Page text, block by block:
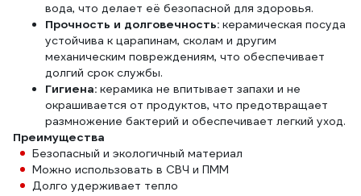
вода, что делает её безопасной для здоровья.
Прочность и долговечность: керамическая посуда
устойчива к царапинам, сколам и другим
механическим повреждениям, что обеспечивает
долгий срок службы.
Гигиена: керамика не впитывает запахи и не
окрашивается от продуктов, что предотвращает
размножение бактерий и обеспечивает легкий уход.
Преимущества
Безопасный и экологичный материал
Можно использовать в СВЧ и ПММ
Долго удерживает тепло